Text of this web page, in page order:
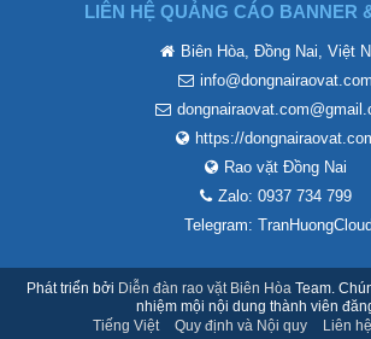
LIÊN HỆ QUẢNG CÁO BANNER
Biên Hòa, Đồng Nai, Việt
info@dongnairaovat.com
https://
Rao vặt Đồng Nai
Zalo: 0937 734 799
Telegram: TranHuongCloud
Phát triển bởi Diễn đàn rao vặt Biên HòaTeam.
nhiệm mội nội dung thành viên
Tiếng Việt
Quy định và Nội quy Liên hệ